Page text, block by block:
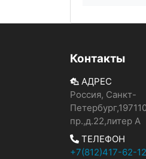
Контакты
АДРЕС
Россия, Санкт-
пр.,д.22,литер А
ТЕЛЕФОН
+7(812)417-62-12